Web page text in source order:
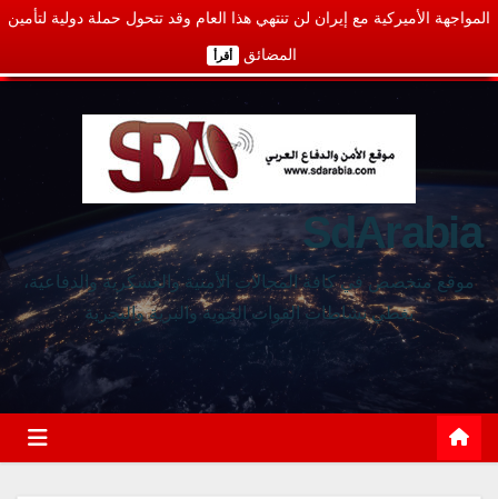
المواجهة الأميركية مع إيران لن تنتهي هذا العام وقد تتحول حملة دولية لتأمين
المضائق أقرأ
SdArabia
موقع متخصص في كافة المجالات الأمنية والعسكرية والدفاعية،
يغطي نشاطات القوات الجوية والبرية والبحرية